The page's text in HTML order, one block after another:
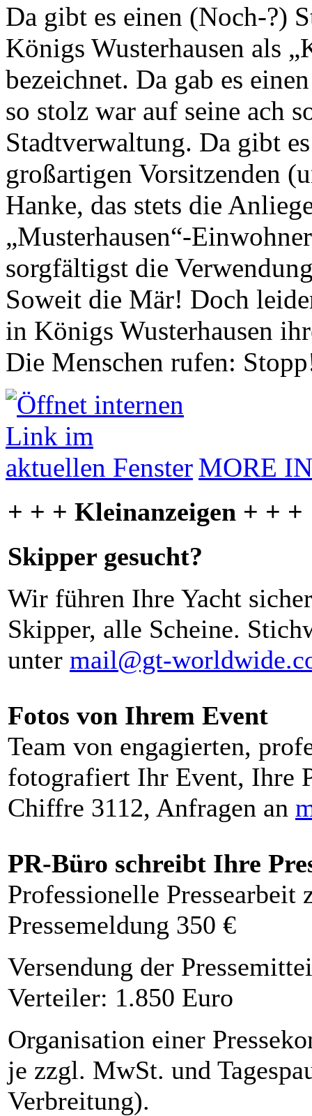
Da gibt es einen (Noch-?)
Königs Wusterhausen als
bezeichnet. Da gab es
so stolz war auf seine ach
Stadtverwaltung. Da gibt
großartigen Vorsitzenden
Hanke, das stets die
„Musterhausen“-
sorgfältigst die
Soweit die Mär! Doch
in Königs Wusterhausen
Die Menschen rufen:
MORE
+ + + Kleinanzeigen + + +
Skipper gesucht?
Wir führen Ihre Yacht
Skipper, alle Scheine.
unter mail@gt-
Fotos von Ihrem Event
Team von engagierten,
fotografiert Ihr Event, Ihre
Chiffre 3112, Anfragen an
PR-Büro schreibt Ihre
Professionelle Pressearbeit
Pressemeldung 350 €
Versendung der
Verteiler: 1.850 Euro
Organisation einer
je zzgl. MwSt. und
Verbreitung).